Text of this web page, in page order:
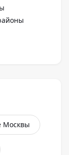
Москвы